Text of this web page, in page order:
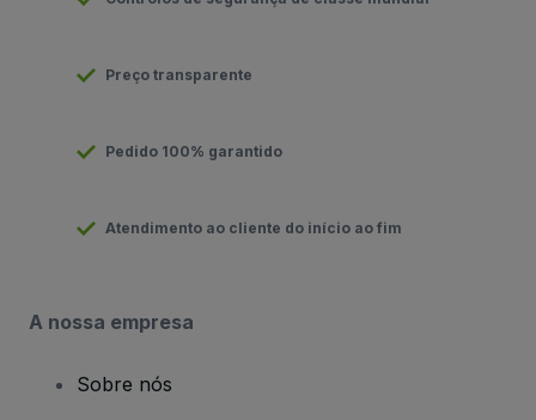
Preço transparente
Pedido 100% garantido
Atendimento ao cliente do início ao fim
A nossa empresa
Sobre nós